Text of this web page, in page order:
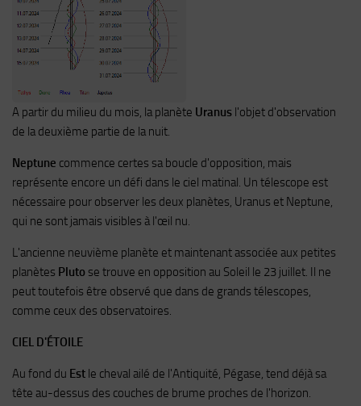
A partir du milieu du mois, la planète Uranus l'objet d'observation
de la deuxième partie de la nuit.
Neptune commence certes sa boucle d'opposition, mais
représente encore un défi dans le ciel matinal. Un télescope est
nécessaire pour observer les deux planètes, Uranus et Neptune,
qui ne sont jamais visibles à l'œil nu.
L'ancienne neuvième planète et maintenant associée aux petites
planètes Pluto se trouve en opposition au Soleil le 23 juillet. Il ne
peut toutefois être observé que dans de grands télescopes,
comme ceux des observatoires.
CIEL D'ÉTOILE
Au fond du Est le cheval ailé de l'Antiquité, Pégase, tend déjà sa
tête au-dessus des couches de brume proches de l'horizon.